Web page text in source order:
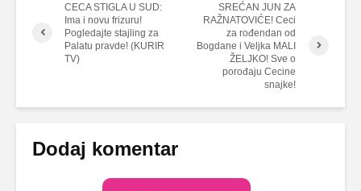
CECA STIGLA U SUD:
Ima i novu frizuru!
Pogledajte stajling za
Palatu pravde! (KURIR
TV)
SREĆAN JUN ZA
RAŽNATOVIĆE! Ceci
za rođendan od
Bogdane i Veljka MALI
ŽELJKO! Sve o
porođaju Cecine
snajke!
Dodaj komentar